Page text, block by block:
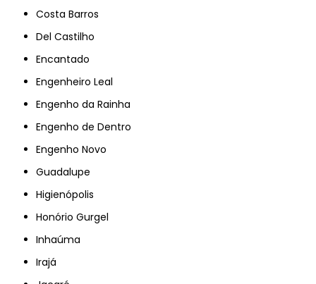
Costa Barros
Del Castilho
Encantado
Engenheiro Leal
Engenho da Rainha
Engenho de Dentro
Engenho Novo
Guadalupe
Higienópolis
Honório Gurgel
Inhaúma
Irajá